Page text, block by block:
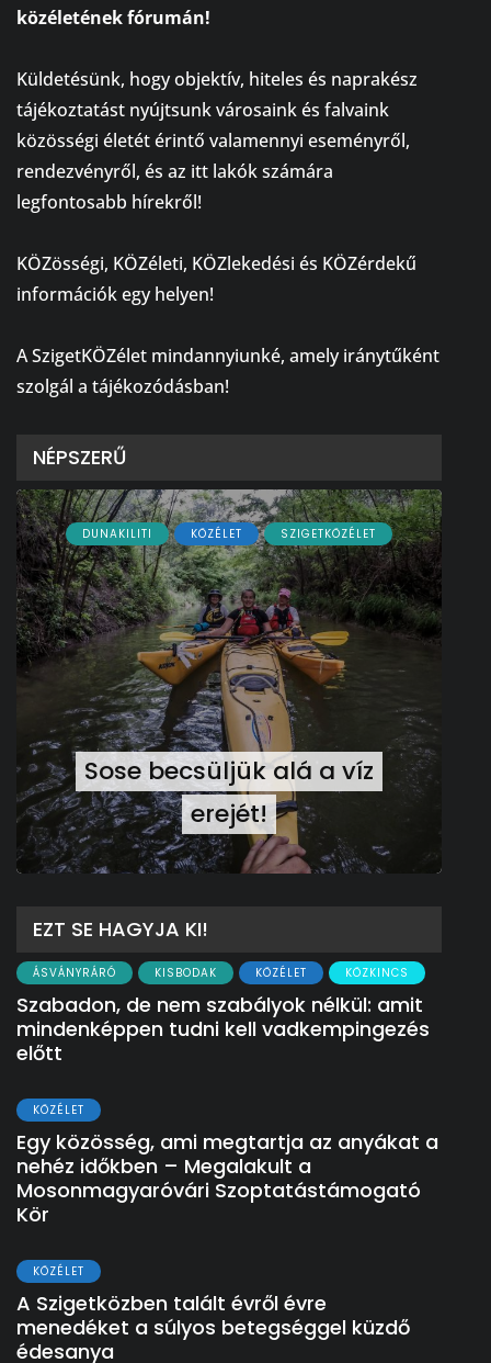
közéletének fórumán!
Küldetésünk, hogy objektív, hiteles és naprakész
tájékoztatást nyújtsunk városaink és falvaink
közösségi életét érintő valamennyi eseményről,
rendezvényről, és az itt lakók számára
legfontosabb hírekről!
KÖZösségi, KÖZéleti, KÖZlekedési és KÖZérdekű
információk egy helyen!
A SzigetKÖZélet mindannyiunké, amely iránytűként
szolgál a tájékozódásban!
NÉPSZERŰ
DUNAKILITI KÖZÉLET SZIGETKÖZÉLET
Sose becsüljük alá a víz
erejét!
EZT SE HAGYJA KI!
ÁSVÁNYRÁRÓ KISBODAK KÖZÉLET KÖZKINCS
Szabadon, de nem szabályok nélkül: amit
mindenképpen tudni kell vadkempingezés
előtt
KÖZÉLET
Egy közösség, ami megtartja az anyákat a
nehéz időkben – Megalakult a
Mosonmagyaróvári Szoptatástámogató
Kör
KÖZÉLET
A Szigetközben talált évről évre
menedéket a súlyos betegséggel küzdő
édesanya